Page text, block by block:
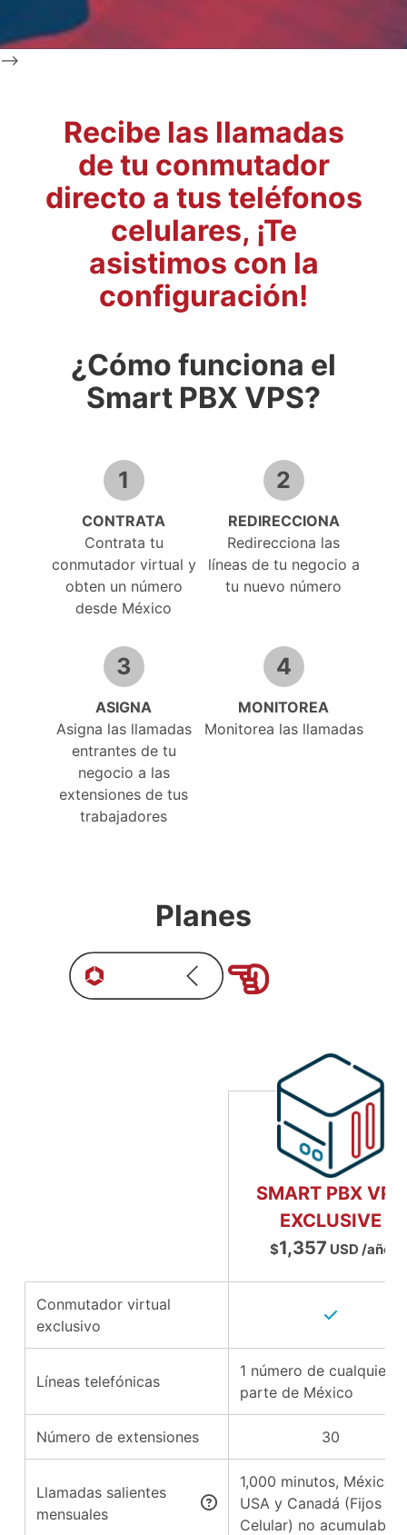
-->
Recibe las llamadas
de tu conmutador
directo a tus teléfonos
celulares, ¡Te
asistimos con la
configuración!
¿Cómo funciona el
Smart PBX VPS?
1
CONTRATA
Contrata tu
conmutador virtual y
obten un número
desde México
2
REDIRECCIONA
Redirecciona las
líneas de tu negocio a
tu nuevo número
3
ASIGNA
Asigna las llamadas
entrantes de tu
negocio a las
extensiones de tus
trabajadores
4
MONITOREA
Monitorea las llamadas
Planes
SMART PBX VPS
EXCLUSIVE
$1,357 USD /año
Conmutador virtual
exclusivo
Líneas telefónicas
1 número de cualquier
parte de México
Número de extensiones 30
Llamadas salientes
mensuales
1,000 minutos, México,
USA y Canadá (Fijos y
Celular) no acumulables